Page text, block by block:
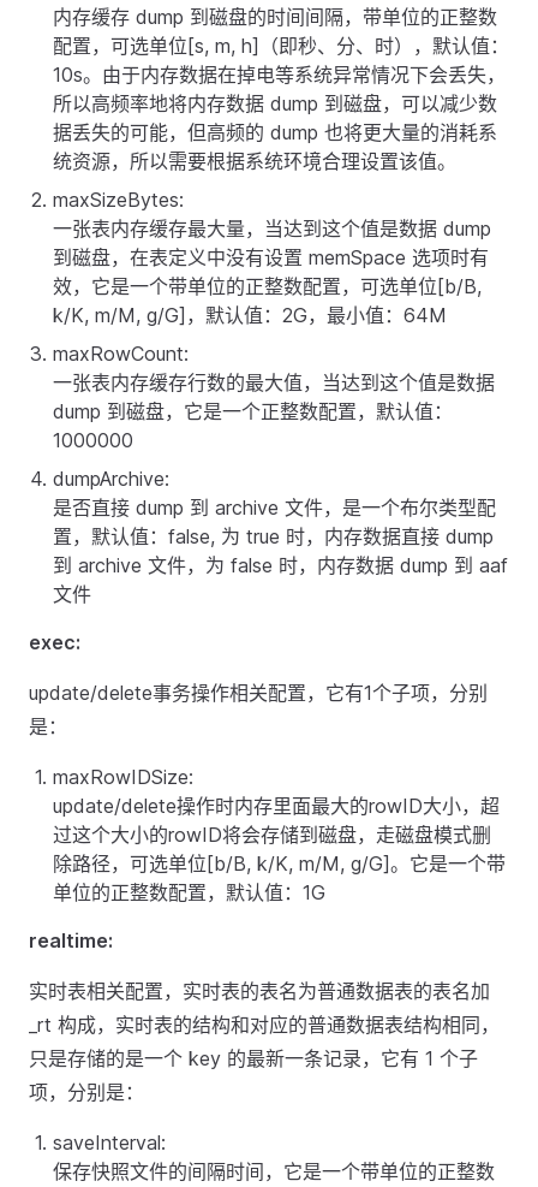
内存缓存 dump 到磁盘的时间间隔，带单位的正整数
配置，可选单位[s, m, h]（即秒、分、时），默认值：
10s。由于内存数据在掉电等系统异常情况下会丢失，
所以高频率地将内存数据 dump 到磁盘，可以减少数
据丢失的可能，但高频的 dump 也将更大量的消耗系
统资源，所以需要根据系统环境合理设置该值。
maxSizeBytes:
一张表内存缓存最大量，当达到这个值是数据 dump
到磁盘，在表定义中没有设置 memSpace 选项时有
效，它是一个带单位的正整数配置，可选单位[b/B,
k/K, m/M, g/G]，默认值：2G，最小值：64M
maxRowCount:
一张表内存缓存行数的最大值，当达到这个值是数据
dump 到磁盘，它是一个正整数配置，默认值：
1000000
dumpArchive:
是否直接 dump 到 archive 文件，是一个布尔类型配
置，默认值：false, 为 true 时，内存数据直接 dump
到 archive 文件，为 false 时，内存数据 dump 到 aaf
文件
exec:
update/delete事务操作相关配置，它有1个子项，分别
是：
maxRowIDSize:
update/delete操作时内存里面最大的rowID大小，超
过这个大小的rowID将会存储到磁盘，走磁盘模式删
除路径，可选单位[b/B, k/K, m/M, g/G]。它是一个带
单位的正整数配置，默认值：1G
realtime:
实时表相关配置，实时表的表名为普通数据表的表名加
_rt 构成，实时表的结构和对应的普通数据表结构相同，
只是存储的是一个 key 的最新一条记录，它有 1 个子
项，分别是：
saveInterval:
保存快照文件的间隔时间，它是一个带单位的正整数